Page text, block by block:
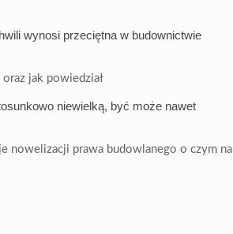
wynosi przeciętna w budownictwie
jak powiedział
niewielką, być może nawet
nowelizacji prawa budowlanego o czym na